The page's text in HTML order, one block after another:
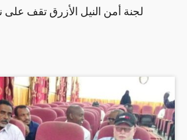
لجنة أمن النيل الأزرق تقف على